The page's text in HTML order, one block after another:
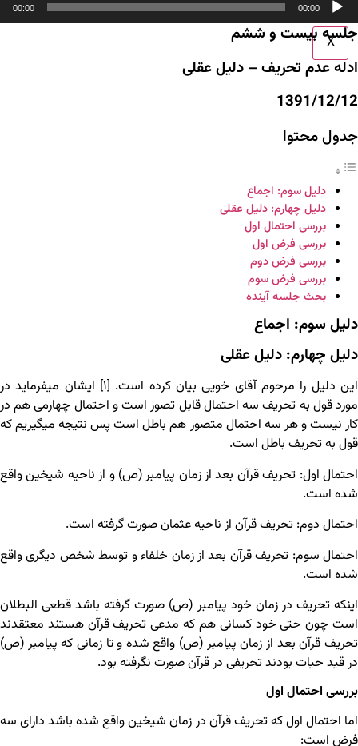
X
صوت
00:00
00:00
جلسه بیست و ششم
ادله عدم تحریف – دلیل عقلی
1391/12/12
جدول محتوا
دلیل سوم: اجماع
دلیل چهارم: دلیل عقلی
بررسی احتمال اول
بررسی فرض اول
بررسی فرض دوم
بررسی فرض سوم
بحث جلسه آینده
دلیل سوم: اجماع
دلیل چهارم: دلیل عقلی
این دلیل را مرحوم آقای خویی بیان کرده است.
[۱] ایشان می‏فرماید در
مورد قول به تحریف سه احتمال قابل تصور است و احتمال چهارمی هم در
کار نیست و هر سه احتمال متصور هم باطل است پس نتیجه می‏گیریم که
قول به تحریف باطل است.
احتمال اول: تحریف قرآن بعد از زمان پیامبر (ص) و از ناحیه شیخین واقع
شده است.
احتمال دوم: تحریف قرآن از ناحیه عثمان صورت گرفته است.
احتمال سوم: تحریف قرآن بعد از زمان خلفاء و توسط شخص دیگری واقع
شده است.
اینکه تحریف در زمان خود پیامبر (ص) صورت گرفته باشد قطعی البطلان
است چون حتی خود کسانی هم که مدعی تحریف قرآن هستند معتقدند
تحریف قرآن بعد از زمان پیامبر (ص) واقع شده و تا زمانی که پیامبر (ص)
در قید حیات بودند تحریفی در قرآن صورت نگرفته بود.
بررسی احتمال اول
اما احتمال اول که تحریف قرآن در زمان شیخین واقع شده باشد دارای سه
فرض است: